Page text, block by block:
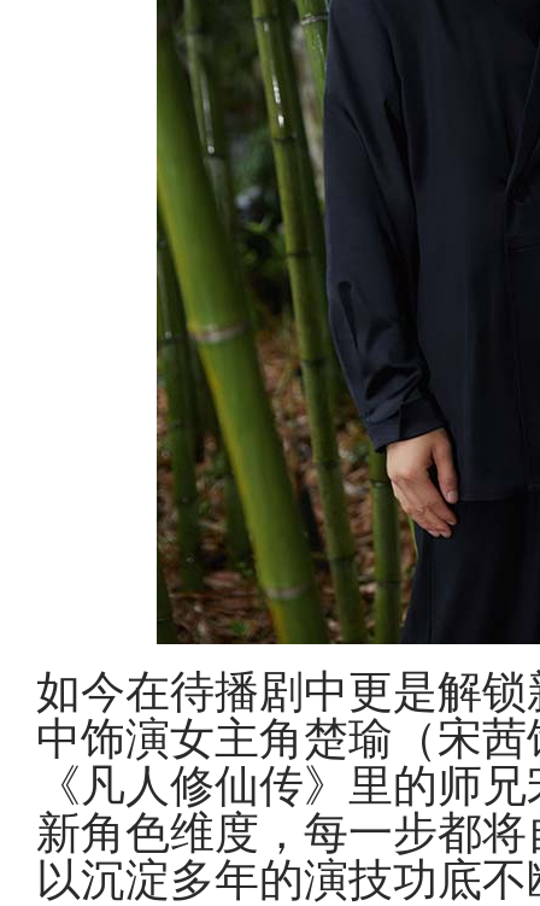
如今在待播剧中更是解
中饰演女主角楚瑜（宋
《凡人修仙传》里的师
新角色维度，每一步都
以沉淀多年的演技功底